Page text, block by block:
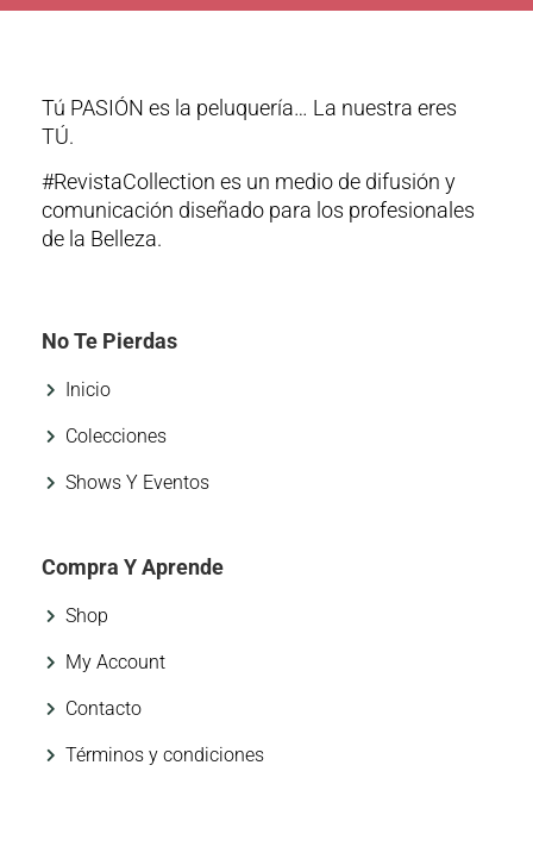
Tú PASIÓN es la peluquería… La nuestra eres
TÚ.
#RevistaCollection es un medio de difusión y
comunicación diseñado para los profesionales
de la Belleza.
No Te Pierdas
Inicio
Colecciones
Shows Y Eventos
Compra Y Aprende
Shop
My Account
Contacto
Términos y condiciones